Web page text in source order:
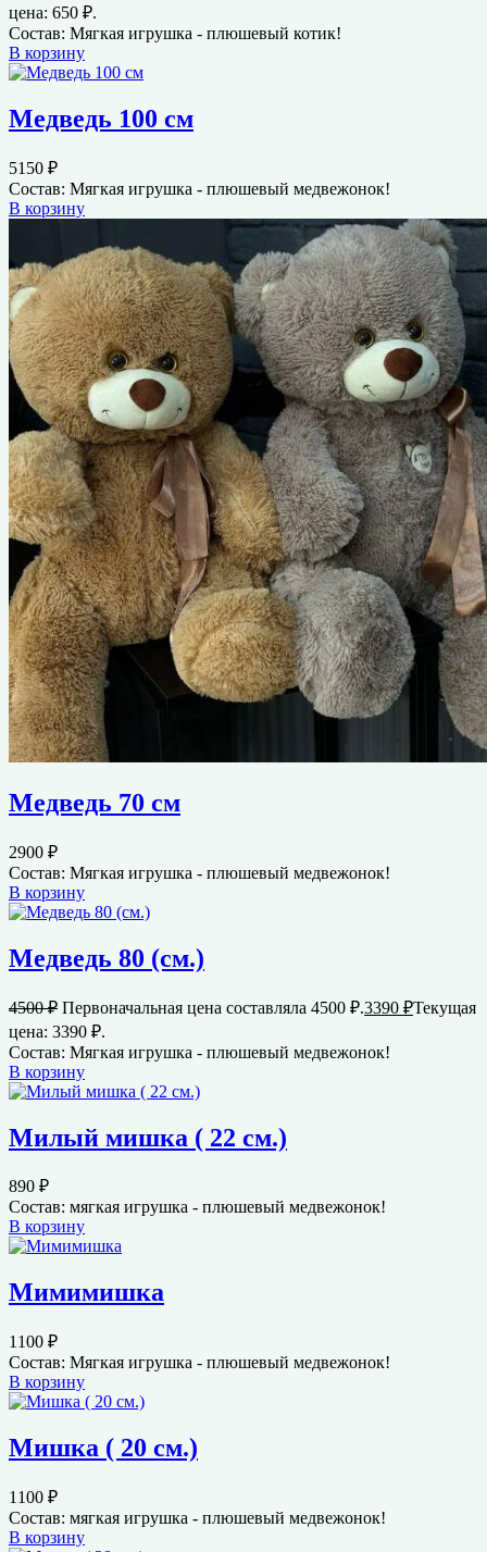
цена: 650 ₽.
Состав: Мягкая игрушка - плюшевый котик!
В корзину
Медведь 100 см
5150 ₽
Состав: Мягкая игрушка - плюшевый медвежонок!
В корзину
Медведь 70 см
2900 ₽
Состав: Мягкая игрушка - плюшевый медвежонок!
В корзину
Медведь 80 (см.)
4500₽ Первоначальная цена составляла 4500 ₽.3390 ₽Текущая
цена: 3390 ₽.
Состав: Мягкая игрушка - плюшевый медвежонок!
В корзину
Милый мишка ( 22 см.)
890 ₽
Состав: мягкая игрушка - плюшевый медвежонок!
В корзину
Мимимишка
1100 ₽
Состав: Мягкая игрушка - плюшевый медвежонок!
В корзину
Мишка ( 20 см.)
1100 ₽
Состав: мягкая игрушка - плюшевый медвежонок!
В корзину